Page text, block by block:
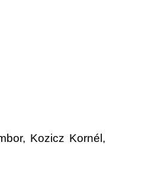
Kozicz Kornél,